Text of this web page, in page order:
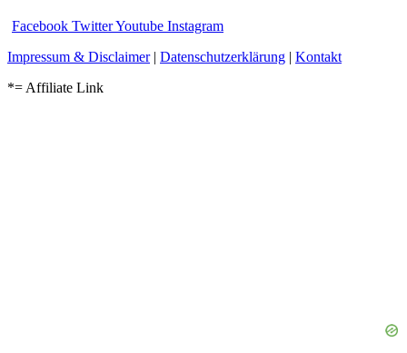
Facebook TwitterYoutube Instagram
Impressum & Disclaimer| Datenschutzerklärung | Kontakt
*= Affiliate Link